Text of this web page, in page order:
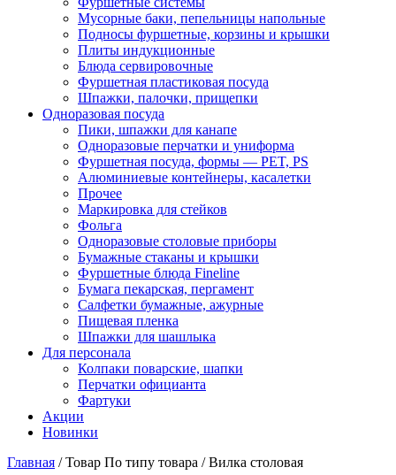
Мусорные баки, пепельницы напольные
Подносы фуршетные, корзины и крышки
Плиты индукционные
Блюда сервировочные
Фуршетная пластиковая посуда
Шпажки, палочки, прищепки
Одноразовая посуда
Пики, шпажки для канапе
Одноразовые перчатки и униформа
Фуршетная посуда, формы — PET, PS
Алюминиевые контейнеры, касалетки
Прочее
Маркировка для стейков
Фольга
Одноразовые столовые приборы
Бумажные стаканы и крышки
Фуршетные блюда Fineline
Бумага пекарская, пергамент
Салфетки бумажные, ажурные
Пищевая пленка
Шпажки для шашлыка
Для персонала
Колпаки поварские, шапки
Перчатки официанта
Фартуки
Акции
Новинки
Главная / Товар По типу товара / Вилка столовая